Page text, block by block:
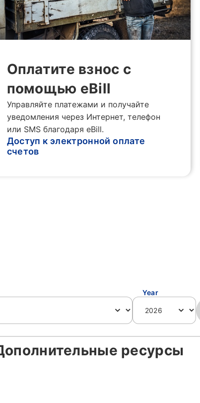
Оплатите взнос с
помощью eBill
Управляйте платежами и получайте
уведомления через Интернет, телефон
или SMS благодаря eBill.
Доступ к электронной оплате
счетов
Year
ресурсы